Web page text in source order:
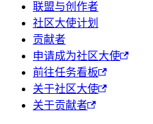
联盟与创作者
社区大使计划
贡献者
申请成为社区大使
前往任务看板
关于社区大使
关于贡献者